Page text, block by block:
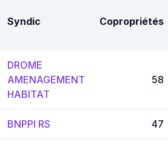
Syndic Copropriétés
DROME
AMENAGEMENT
HABITAT
58
BNPPI RS 47